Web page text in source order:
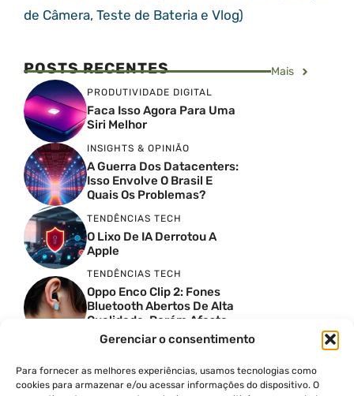
Gerenciar o consentimento
Para fornecer as melhores experiências, usamos tecnologias como
cookies para armazenar e/ou acessar informações do dispositivo. O
de Câmera, Teste de Bateria e Vlog)
POSTS RECENTES Mais
PRODUTIVIDADE DIGITAL
Faca Isso Agora Para Uma
Siri Melhor
INSIGHTS & OPINIÃO
A Guerra Dos Datacenters:
Isso Envolve O Brasil E
Quais Os Problemas?
TENDÊNCIAS TECH
O Lixo De IA Derrotou A
Apple
TENDÊNCIAS TECH
Oppo Enco Clip 2: Fones
Bluetooth Abertos De Alta
Qualidade, Porém Afasta
Novatos
Troquei Meu Garmin
Premium Por Um Relógio